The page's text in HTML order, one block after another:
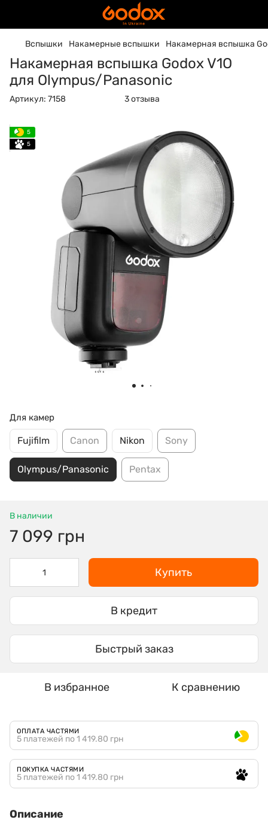
Вспышки Накамерные вспышки Накамерная вспышка
Накамерная вспышка Godox V1O
для Olympus/Panasonic
Артикул: 7158 3 отзыва
5
5
Для камер
Fujifilm Canon Nikon Sony
Olympus/Panasonic Pentax
В наличии
7 099 грн
Купить
В кредит
Быстрый заказ
В избранное К сравнению
ОПЛАТА ЧАСТЯМИ
5 платежей по 1 419.80 грн
ПОКУПКА ЧАСТЯМИ
5 платежей по 1 419.80 грн
Описание